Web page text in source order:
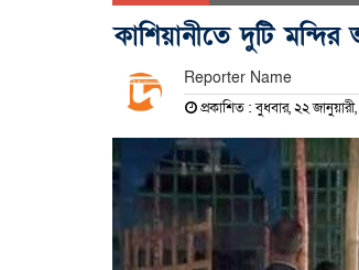
কাশিয়ানীতে দুটি
Reporter Name
প্রকাশিত : বুধবার, ২২